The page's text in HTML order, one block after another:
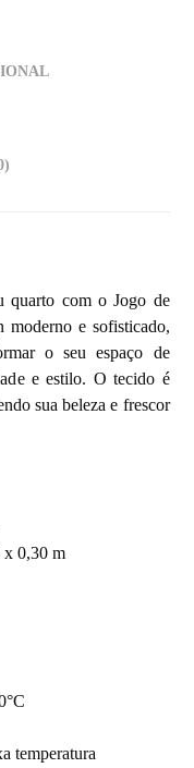
quarto com o Jogo de
e sofisticado,
o seu espaço de
e estilo. O tecido é
sua beleza e frescor
x 0,30 m
temperatura